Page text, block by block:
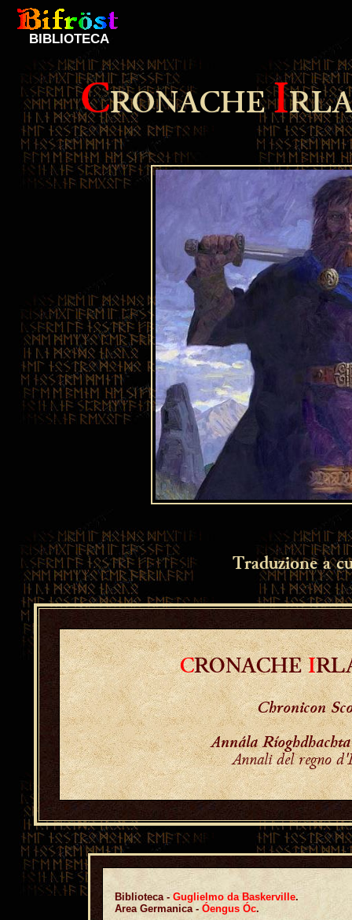
BIBLIOTECA
CRONACHEI
Traduzione a
CRONACHEI
Chronicon
Annála
Annali del regno
Biblioteca -Guglielmo da Baskerville.
Area Germanica -Óengus Óc.